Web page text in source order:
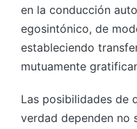
en la conducción
egosintónico, de
estableciendo
mutuamente
Las posibilidades de
verdad dependen no